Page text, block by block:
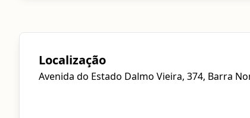
Localização
Avenida do Estado Dalmo Vieira, 374, Barra